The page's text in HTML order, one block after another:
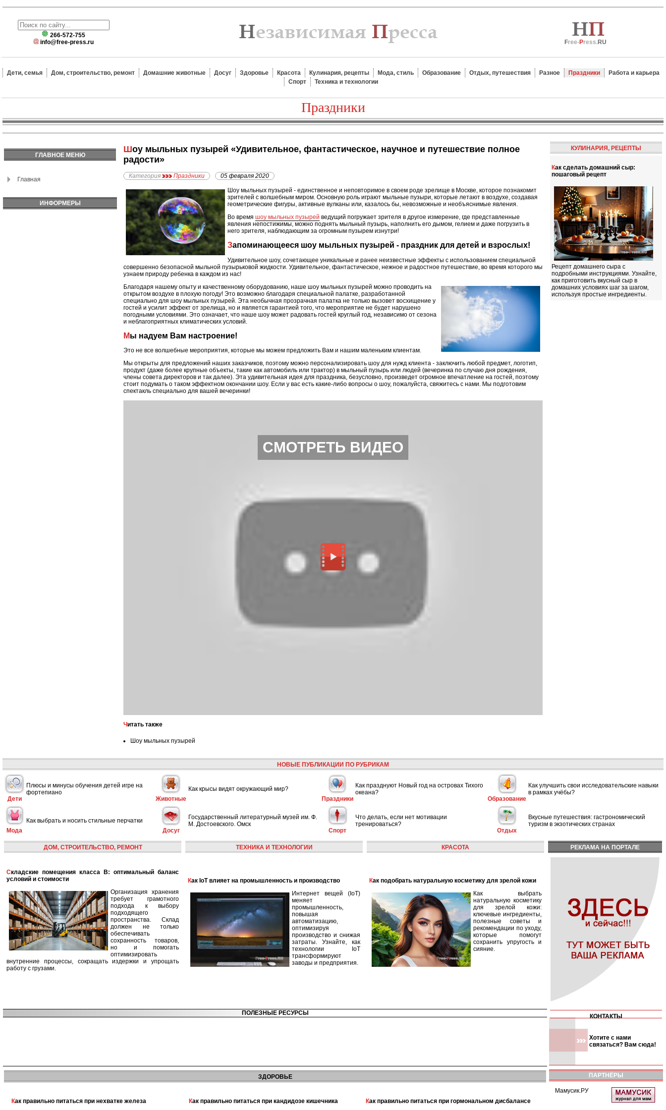
266-572-755
info@free-press.ru
Free-Press.RU
Дети, семья Дом, строительство, ремонт Домашние животные Досуг Здоровье Красота Кулинария, рецепты Мода, стиль Образование Отдых, путешествия Разное Праздники
Работа и карьера
Спорт
Техника и технологии
Праздники
ГЛАВНОЕ МЕНЮ
Главная
ИНФОРМЕРЫ
Шоу мыльных пузырей «Удивительное, фантастическое, научное и путешествие полное
радости»
Категория Праздники 05 февраля 2020
Шоу мыльных пузырей - единственное и неповторимое в своем роде зрелище в Москве, которое познакомит
зрителей с волшебным миром. Основную роль играют мыльные пузыри, которые летают в воздухе, создавая
геометрические фигуры, активные вулканы или, казалось бы, невозможные и необъяснимые явления.
Во время шоу мыльных пузырей ведущий погружает зрителя в другое измерение, где представленные
явления непостижимы, можно поднять мыльный пузырь, наполнить его дымом, гелием и даже погрузить в
него зрителя, наблюдающим за огромным пузырем изнутри!
Запоминающееся шоу мыльных пузырей - праздник для детей и взрослых!
Удивительное шоу, сочетающее уникальные и ранее неизвестные эффекты с использованием специальной
совершенно безопасной мыльной пузырьковой жидкости. Удивительное, фантастическое, нежное и радостное путешествие, во время которого мы
узнаем природу ребенка в каждом из нас!
Благодаря нашему опыту и качественному оборудованию, наше шоу мыльных пузырей можно проводить на
открытом воздухе в плохую погоду! Это возможно благодаря специальной палатке, разработанной
специально для шоу мыльных пузырей. Эта необычная прозрачная палатка не только вызовет восхищение у
гостей и усилит эффект от зрелища, но и является гарантией того, что мероприятие не будет нарушено
погодными условиями. Это означает, что наше шоу может радовать гостей круглый год, независимо от сезона
и неблагоприятных климатических условий.
Мы надуем Вам настроение!
Это не все волшебные мероприятия, которые мы можем предложить Вам и нашим маленьким клиентам.
Мы открыты для предложений наших заказчиков, поэтому можно персонализировать шоу для нужд клиента - заключить любой предмет, логотип,
продукт (даже более крупные объекты, такие как автомобиль или трактор) в мыльный пузырь или людей (вечеринка по случаю дня рождения,
члены совета директоров и так далее). Эта удивительная идея для праздника, безусловно, произведет огромное впечатление на гостей, поэтому
стоит подумать о таком эффектном окончании шоу. Если у вас есть какие-либо вопросы о шоу, пожалуйста, свяжитесь с нами. Мы подготовим
спектакль специально для вашей вечеринки!
СМОТРЕТЬ ВИДЕО
Читать также
Шоу мыльных пузырей
КУЛИНАРИЯ, РЕЦЕПТЫ
Как сделать домашний сыр:
пошаговый рецепт
Рецепт домашнего сыра с
подробными инструкциями. Узнайте,
как приготовить вкусный сыр в
домашних условиях шаг за шагом,
используя простые ингредиенты.
НОВЫЕ ПУБЛИКАЦИИ ПО РУБРИКАМ
Дети
Плюсы и минусы обучения детей игре на
фортепиано
Животные
Как крысы видят окружающий мир?
Праздники
Как празднуют Новый год на островах Тихого
океана?
Образование
Как улучшить свои исследовательские навыки
в рамках учёбы?
Мода
Как выбрать и носить стильные перчатки
Досуг
Государственный литературный музей им. Ф.
М. Достоевского. Омск
Спорт
Что делать, если нет мотивации
тренироваться?
Отдых
Вкусные путешествия: гастрономический
туризм в экзотических странах
ДОМ, СТРОИТЕЛЬСТВО, РЕМОНТ
Складские помещения класса B: оптимальный баланс
условий и стоимости
Организация хранения
требует грамотного
подхода к выбору
подходящего
пространства. Склад
должен не только
обеспечивать
сохранность товаров,
но и помогать
оптимизировать
внутренние процессы, сокращать издержки и упрощать
работу с грузами.
ТЕХНИКА И ТЕХНОЛОГИИ
Как IoT влияет на промышленность и производство
Интернет вещей (IoT)
меняет
промышленность,
повышая
автоматизацию,
оптимизируя
производство и снижая
затраты. Узнайте, как
технологии IoT
трансформируют
заводы и предприятия.
КРАСОТА
Как подобрать натуральную косметику для зрелой кожи
Как выбрать
натуральную косметику
для зрелой кожи:
ключевые ингредиенты,
полезные советы и
рекомендации по уходу,
которые помогут
сохранить упругость и
сияние.
РЕКЛАМА НА ПОРТАЛЕ
ПОЛЕЗНЫЕ РЕСУРСЫ КОНТАКТЫ
Хотите с нами
связаться? Вам сюда!
ЗДОРОВЬЕ
Как правильно питаться при нехватке железа Как правильно питаться при кандидозе кишечника Как правильно питаться при гормональном дисбалансе
ПАРТНЁРЫ
Мамусик.РУ